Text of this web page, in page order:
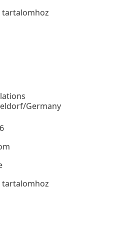
tartalomhoz
Germany
tartalomhoz